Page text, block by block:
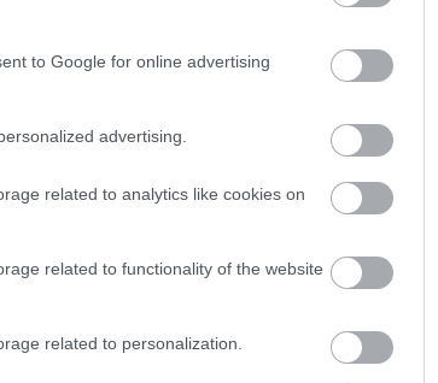
to Google for online advertising
advertising.
related to analytics like cookies on
related to functionality of the website
related to personalization.
στο 1:15
4808/21) και του Ν. 5053/23 (Γεωργιάδη)
όλων των νόμων που ιδιωτικοποιούν την
του Ν. 1264/82.
στους τομείς της Υγείας, της Παιδείας, της
στις ιδιωτικοποιήσεις δημόσιων